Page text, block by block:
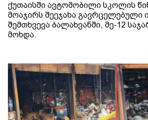
ქუთაისში ავტომობილი სკოლის
მოაჯირს შეეჯახა გავრცელებული
შემთხვევა ბალახვანში, მე-12
მოხდა.